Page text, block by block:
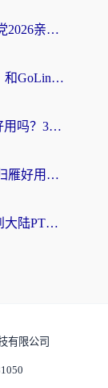
Quickback和云帆哪个好？海外党2026亲测指南：选对加速器大陆工具，无缝刷国内剧玩国服
海外党必看：斧牛VPN好用吗？和GoLinkVPN对比哪个回国效果更好？
海外党必看：斧牛和夏时国际好用吗？3步选对回国加速器，无缝刷国内资源
海外党踩坑指南：Quickback和归雁好用吗？选对加速器才能无缝刷国内资源
海外党必看：如何用VPN翻墙到大陆PTT？一篇解决你所有回国加速痛点
有限公司